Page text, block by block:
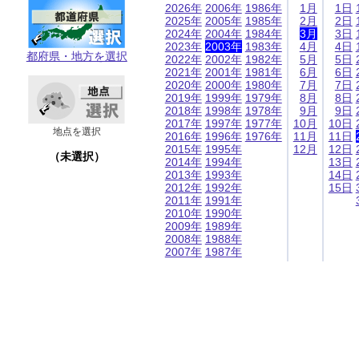
都府県・地方を選択
地点を選択
（未選択）
2026年
2025年
2024年
2023年
2022年
2021年
2020年
2019年
2018年
2017年
2016年
2015年
2014年
2013年
2012年
2011年
2010年
2009年
2008年
2007年
2006年
2005年
2004年
2003年
2002年
2001年
2000年
1999年
1998年
1997年
1996年
1995年
1994年
1993年
1992年
1991年
1990年
1989年
1988年
1987年
1986年
1985年
1984年
1983年
1982年
1981年
1980年
1979年
1978年
1977年
1976年
1月
2月
3月
4月
5月
6月
7月
8月
9月
10月
11月
12月
1日
2日
3日
4日
5日
6日
7日
8日
9日
10日
11日
12日
13日
14日
15日